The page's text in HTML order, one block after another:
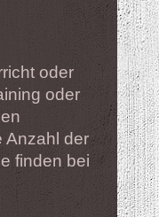
oder
oder
Anzahl der
finden bei